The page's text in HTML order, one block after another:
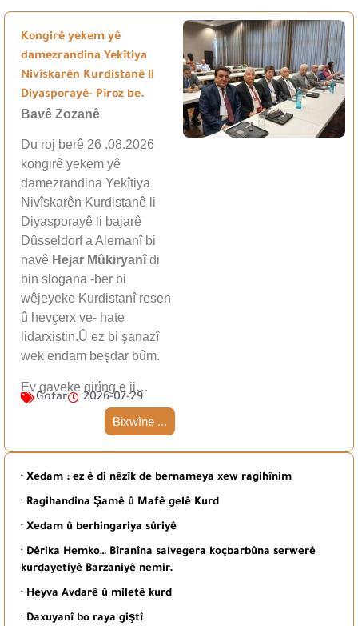
Kongirê yekem yê
damezrandina Yekîtiya
Nivîskarên Kurdistanê li
Diyasporayê- Pîroz be.
Bavê Zozanê
Du roj berê 26 .08.2026
kongirê yekem yê
damezrandina Yekîtiya
Nivîskarên Kurdistanê li
Diyasporayê li bajarê
Dûsseldorf a Alemanî bi
navê Hejar Mûkiryanîdi
bin slogana -ber bi
wêjeyeke Kurdistanî resen
û hevçerx ve- hate
lidarxistin.Û ez bi şanazî
wek endam beşdar bûm.
Ev gaveke girîng e ji…
Gotar 2026-07-29
Bixwîne ...
· Xedam : ez ê di nêzîk de bernameya xew ragihînim
· Ragihandina Şamê û Mafê gelê Kurd
· Xedam û berhingariya sûriyê
· Dêrika Hemko… Bîranîna salvegera koçbarbûna serwerê
kurdayetiyê Barzaniyê nemir.
· Heyva Avdarê û miletê kurd
· Daxuyanî bo raya giştî